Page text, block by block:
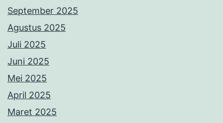
September 2025
Agustus 2025
Juli 2025
Juni 2025
Mei 2025
April 2025
Maret 2025